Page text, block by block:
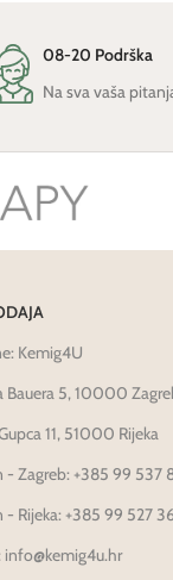
08-20 Podrška
Na sva vaša
Kemig4U
Bauera 5, 10000
11, 51000 Rijeka
- Zagreb: +385 99 537
- Rijeka: +385 99 527
info@kemig4u.hr